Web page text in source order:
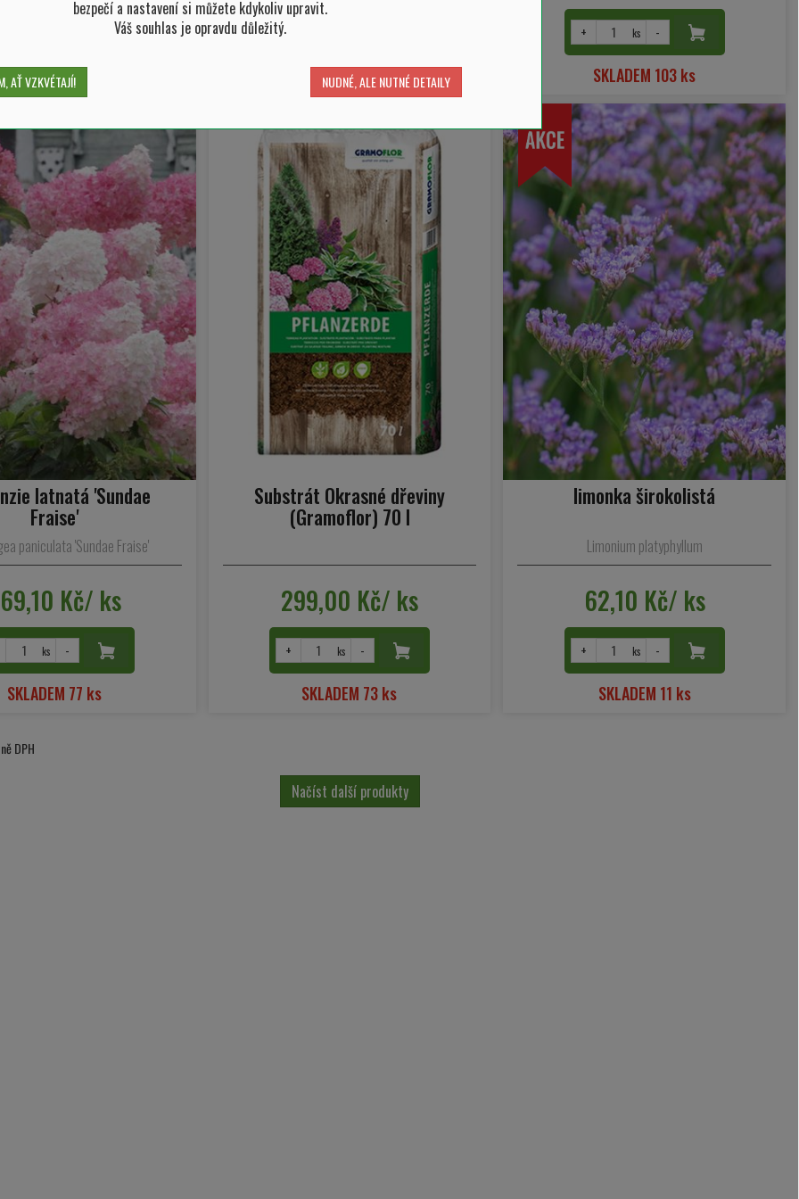
SKLADEM 5 ks
+
SKLADEM 107 ks
+ ks -
SKLADEM 103 ks
latnatá 'Sundae
Fraise'
paniculata 'Sundae Fraise'
Kč/ ks
ks -
SKLADEM 77 ks
Substrát Okrasné dřeviny
(Gramoflor) 70 l
299,00 Kč/ ks
+ ks -
SKLADEM 73 ks
limonka širokolistá
Limonium platyphyllum
62,10 Kč/ ks
+ ks -
SKLADEM 11 ks
DPH
Načíst další produkty
bezpečí a nastavení si můžete kdykoliv upravit.
Váš souhlas je opravdu důležitý.
AŤ VZKVÉTAJÍ! NUDNÉ, ALE NUTNÉ DETAILY